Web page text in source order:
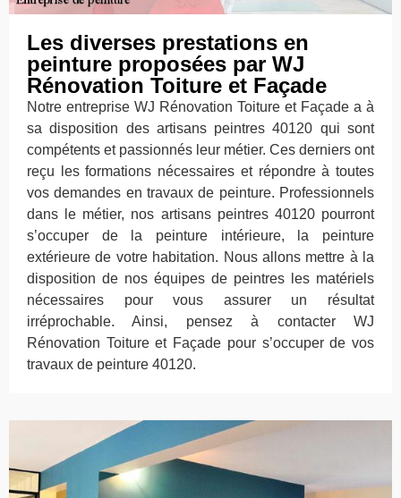
Les diverses prestations en
peinture proposées par WJ
Rénovation Toiture et Façade
Notre entreprise WJ Rénovation Toiture et Façade a à
sa disposition des artisans peintres 40120 qui sont
compétents et passionnés leur métier. Ces derniers ont
reçu les formations nécessaires et répondre à toutes
vos demandes en travaux de peinture. Professionnels
dans le métier, nos artisans peintres 40120 pourront
s’occuper de la peinture intérieure, la peinture
extérieure de votre habitation. Nous allons mettre à la
disposition de nos équipes de peintres les matériels
nécessaires pour vous assurer un résultat
irréprochable. Ainsi, pensez à contacter WJ
Rénovation Toiture et Façade pour s’occuper de vos
travaux de peinture 40120.